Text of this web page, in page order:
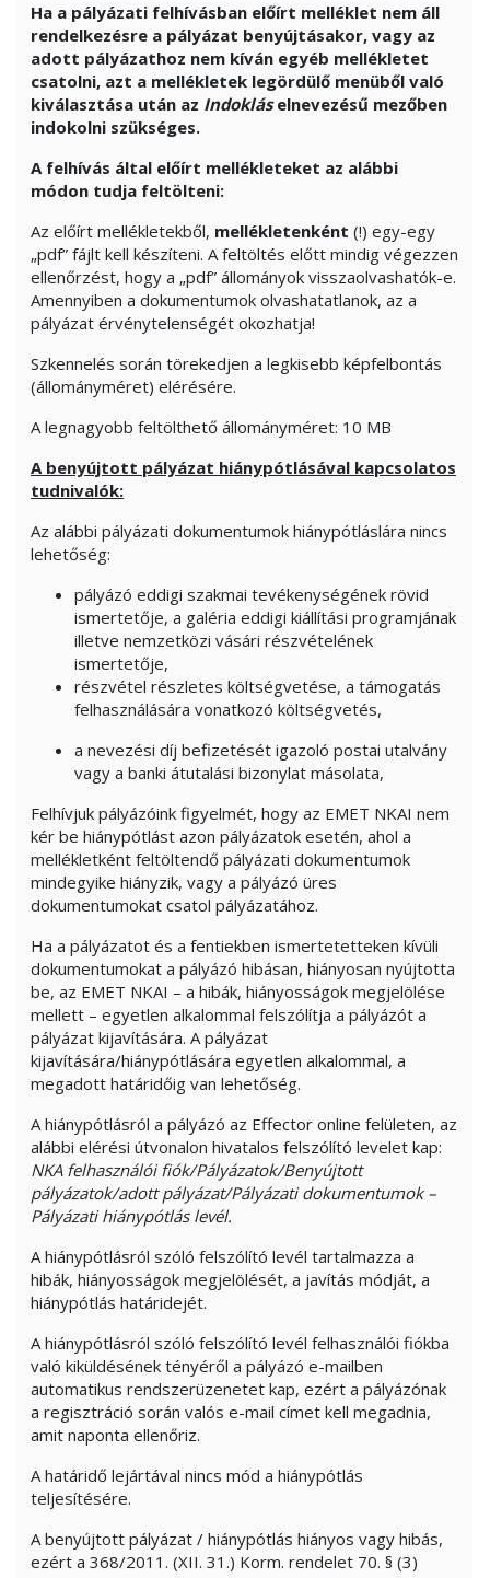
Ha a pályázati felhívásban előírt melléklet nem áll
rendelkezésre a pályázat benyújtásakor, vagy az
adott pályázathoz nem kíván egyéb mellékletet
csatolni, azt a mellékletek legördülő menüből való
kiválasztása után az Indokláselnevezésű mezőben
indokolni szükséges.
A felhívás által előírt mellékleteket az alábbi
módon tudja feltölteni:
Az előírt mellékletekből, mellékletenként (!) egy-egy
„pdf” fájlt kell készíteni. A feltöltés előtt mindig végezzen
ellenőrzést, hogy a „pdf” állományok visszaolvashatók-e.
Amennyiben a dokumentumok olvashatatlanok, az a
pályázat érvénytelenségét okozhatja!
Szkennelés során törekedjen a legkisebb képfelbontás
(állományméret) elérésére.
A legnagyobb feltölthető állományméret: 10 MB
A benyújtott pályázat hiánypótlásával kapcsolatos
tudnivalók:
Az alábbi pályázati dokumentumok hiánypótláslára nincs
lehetőség:
pályázó eddigi szakmai tevékenységének rövid
ismertetője, a galéria eddigi kiállítási programjának
illetve nemzetközi vásári részvételének
ismertetője,
részvétel részletes költségvetése, a támogatás
felhasználására vonatkozó költségvetés,
a nevezési díj befizetését igazoló postai utalvány
vagy a banki átutalási bizonylat másolata,
Felhívjuk pályázóink figyelmét, hogy az EMET NKAI nem
kér be hiánypótlást azon pályázatok esetén, ahol a
mellékletként feltöltendő pályázati dokumentumok
mindegyike hiányzik, vagy a pályázó üres
dokumentumokat csatol pályázatához.
Ha a pályázatot és a fentiekben ismertetetteken kívüli
dokumentumokat a pályázó hibásan, hiányosan nyújtotta
be, az EMET NKAI – a hibák, hiányosságok megjelölése
mellett – egyetlen alkalommal felszólítja a pályázót a
pályázat kijavítására. A pályázat
kijavítására/hiánypótlására egyetlen alkalommal, a
megadott határidőig van lehetőség.
A hiánypótlásról a pályázó az Effector online felületen, az
alábbi elérési útvonalon hivatalos felszólító levelet kap:
NKA felhasználói fiók/Pályázatok/Benyújtott
pályázatok/adott pályázat/Pályázati dokumentumok –
Pályázati hiánypótlás levél.
A hiánypótlásról szóló felszólító levél tartalmazza a
hibák, hiányosságok megjelölését, a javítás módját, a
hiánypótlás határidejét.
A hiánypótlásról szóló felszólító levél felhasználói fiókba
való kiküldésének tényéről a pályázó e-mailben
automatikus rendszerüzenetet kap, ezért a pályázónak
a regisztráció során valós e-mail címet kell megadnia,
amit naponta ellenőriz.
A határidő lejártával nincs mód a hiánypótlás
teljesítésére.
A benyújtott pályázat / hiánypótlás hiányos vagy hibás,
ezért a 368/2011. (XII. 31.) Korm. rendelet 70. § (3)